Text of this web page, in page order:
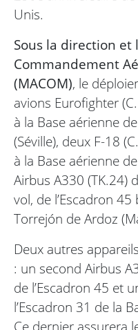
Unis.
Sous la direction
Commandement
(MACOM), le
avions Eurofighter
à la Base aérienne
(Séville), deux F-18
à la Base aérienne
Airbus A330 (TK.24)
vol, de l’Escadron
Torrejón de Ardoz
Deux autres
: un second Airbus
de l’Escadron 45 et
l’Escadron 31 de la